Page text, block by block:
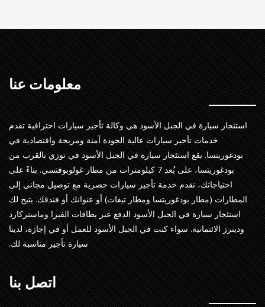
معلومات عنا
استئجار سيارة في الجبل الأسود هي وكالة تأجير سيارات احترافية تقدم
خدمات تأجير سيارات عالية الجودة آمنة ومريحة واقتصادية في
بودغوريتسا. يقع استئجار سيارة في الجبل الأسود في توزي بالقرب من
بودغوريتسا، على بُعد 7 كيلومترات من مطار غولوبوفتسي. بناءً على
احتياجاتك، نقدم خدمة تأجير سيارات حصرية مع توصيل مجاني إلى
المطارات (مطار بودغوريتسا ومطار تيفات) أو عنوانك أو فندقك. يتيح لك
استئجار سيارة في الجبل الأسود الدفع عبر بطاقات الفيزا وماستركارد
ودينرز الائتمانية. سواء كنت في الجبل الأسود للعمل أو في إجازة، لدينا
سيارة تأجير مناسبة لك.
اتصل بنا